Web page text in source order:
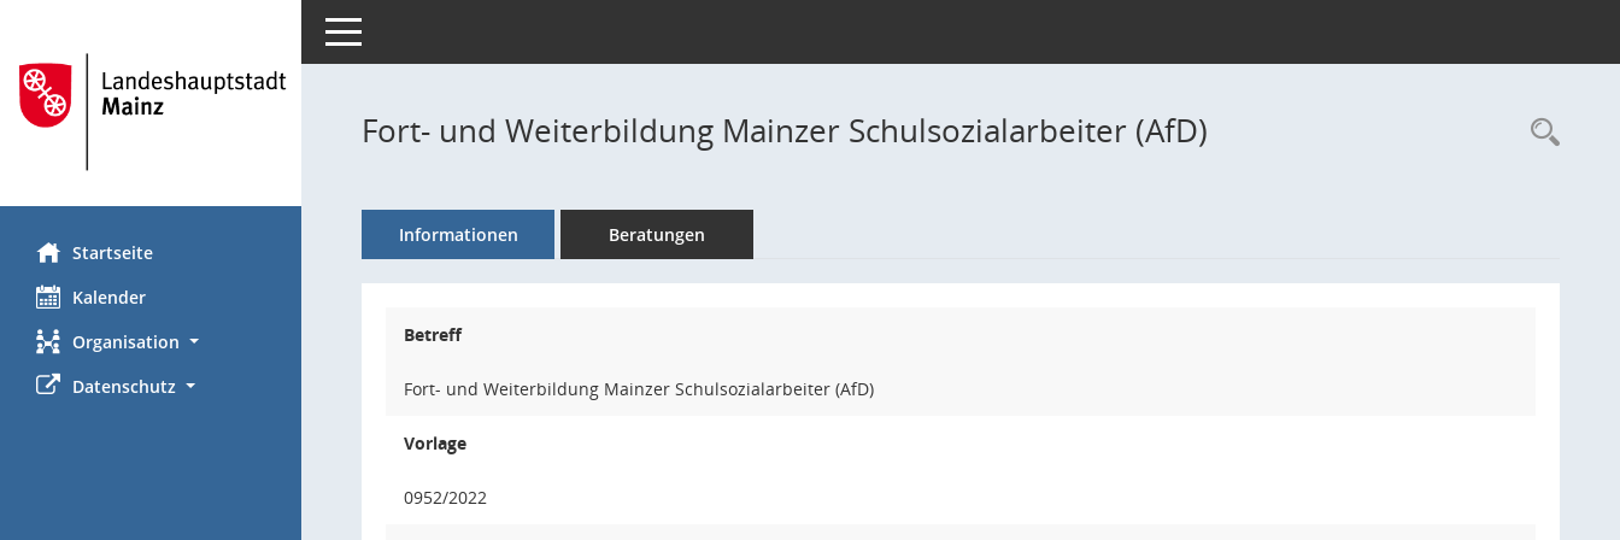
Startseite
Kalender
Organisation
Datenschutz
Toggle navigation
Fort- und Weiterbildung Mainzer Schulsozialarbeiter (AfD)
Informationen Beratungen
Betreff
Fort- und Weiterbildung Mainzer Schulsozialarbeiter (AfD)
Vorlage
0952/2022